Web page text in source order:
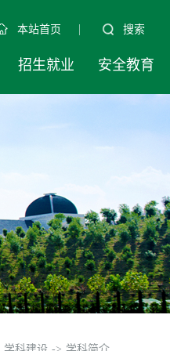
本站首页 | 搜索
招生就业 安全教育